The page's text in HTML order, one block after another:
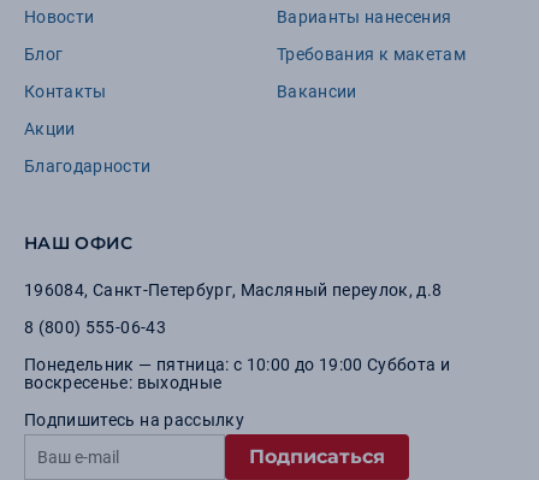
Новости
Блог
Контакты
Акции
Благодарности
Варианты нанесения
Требования к макетам
Вакансии
НАШ ОФИС
196084, Санкт-Петербург, Масляный переулок, д.8
8 (800) 555-06-43
Понедельник — пятница: с 10:00 до 19:00 Суббота и
воскресенье: выходные
Подпишитесь на рассылку
Подписаться